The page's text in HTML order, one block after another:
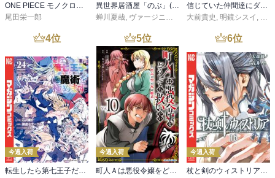
ONE PIECE モノクロ版 115
尾田栄一郎
異世界居酒屋「のぶ」(22)
蝉川夏哉, ヴァージニア二等兵 ,転
信じていた仲間達にダンジョン奥地で殺されかけたがギフト『無限ガチャ』でレベル９９９９の仲間達を手に入れて元パーティーメンバーと世界に復讐＆『ざまぁ！』します！（２３）
大前貴史 , 明鏡シスイ , ｔ
4位
今週入荷
転生したら第七王子だったので、気ままに魔術を極めます（２４）
5位
今週入荷
町人Ａは悪役令嬢をどうしても救いたい ～どぶと空と氷の姫君～１０【電子書店共通特典イラスト付】
6位
今週入荷
杖と剣のウィストリア（１６）